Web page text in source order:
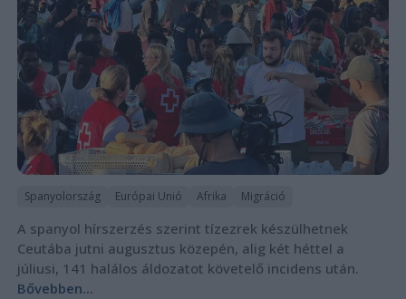
Spanyolország Európai Unió Afrika Migráció
A spanyol hírszerzés szerint tízezrek készülhetnek
Ceutába jutni augusztus közepén, alig két héttel a
júliusi, 141 halálos áldozatot követelő incidens után.
Bővebben...